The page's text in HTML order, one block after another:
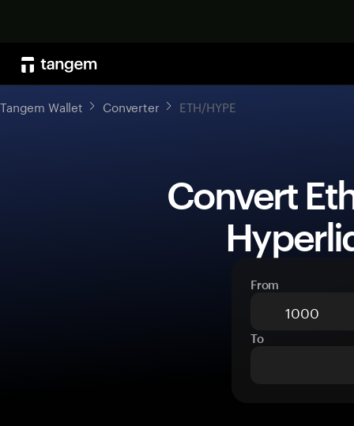
Tangem Wallet Converter ETH/HYPE
From
To